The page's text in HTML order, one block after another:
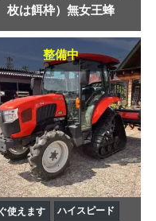
枚は餌枠）無女王蜂
整備中
使えます ハイスピード